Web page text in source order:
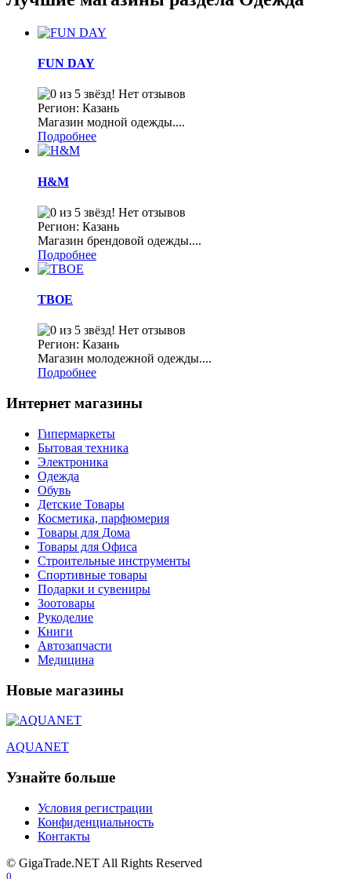
FUN DAY
Нет отзывов
Регион: Казань
Магазин модной одежды....
Подробнее
H&M
Нет отзывов
Регион: Казань
Магазин брендовой одежды....
Подробнее
ТВОЕ
Нет отзывов
Регион: Казань
Магазин молодежной одежды....
Подробнее
Интернет магазины
Гипермаркеты
Бытовая техника
Электроника
Одежда
Обувь
Детские Товары
Косметика, парфюмерия
Товары для Дома
Товары для Офиса
Строительные инструменты
Спортивные товары
Подарки и сувениры
Зоотовары
Рукоделие
Книги
Автозапчасти
Медицина
Новые магазины
AQUANET
Узнайте больше
Условия регистрации
Конфиденциальность
Контакты
© GigaTrade.NET All Rights Reserved
0